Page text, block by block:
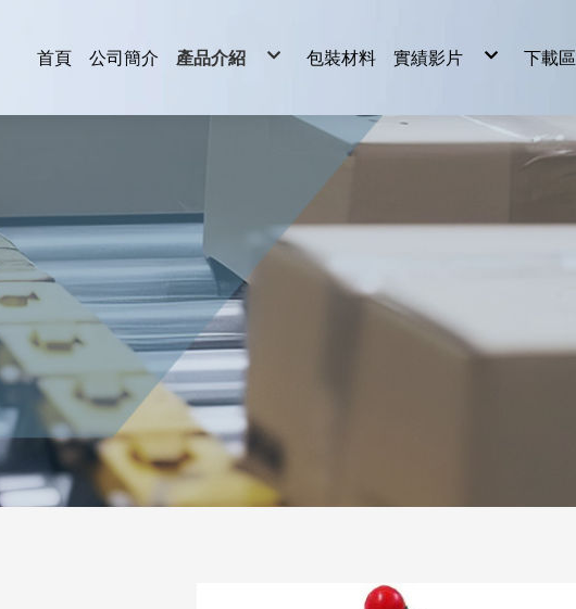
首頁 公司簡介 產品介紹
各類專用輸送機
開箱機
包裝材料 實績影片
2022影片欣賞
下載區